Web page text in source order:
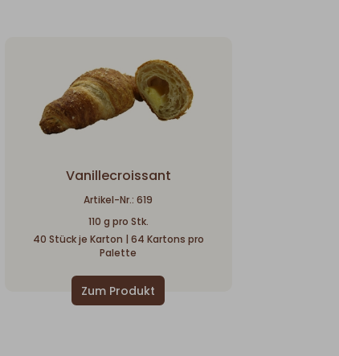
Vanillecroissant
Artikel-Nr.: 619
110 g pro Stk.
40 Stück je Karton | 64 Kartons pro
Palette